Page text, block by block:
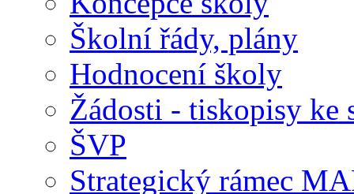
Školní řády, plány
Hodnocení školy
Žádosti - tiskopisy ke
ŠVP
Strategický rámec